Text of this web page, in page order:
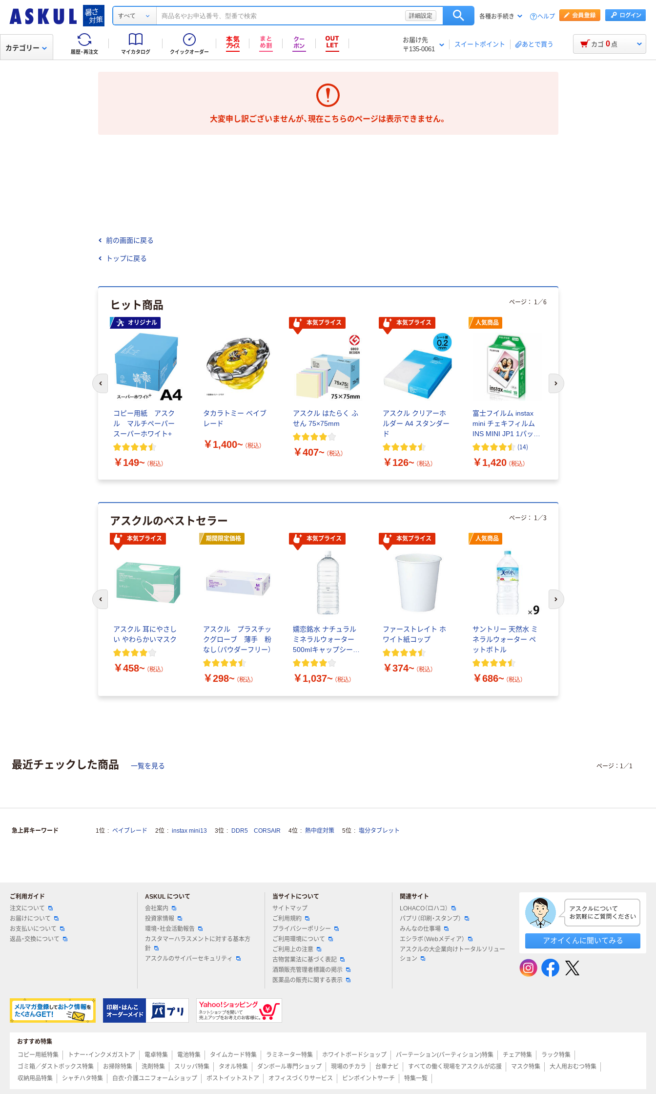
すべて 詳細設定 各種お手続き ヘルプ
履歴・再注文 マイカタログ クイックオーダー
お届け先
〒135-0061
スイートポイント あとで買う
カテゴリー カゴ 0 点
大変申し訳ございませんが、現在こちらのページは表示できません。
前の画面に戻る
トップに戻る
ヒット商品
オリジナル
コピー用紙 アスク
ル マルチペーパー
スーパーホワイト+
￥149~ （税込）
タカラトミー ベイブ
レード
￥1,400~ （税込）
本気プライス
アスクル はたらく ふ
せん 75×75mm
￥407~ （税込）
本気プライス
アスクル クリアーホ
ルダー A4 スタンダー
ド
￥126~ （税込）
人気商品
富士フイルム instax
mini チェキフィルム
INS MINI JP1 1パック
（10枚入り）
(14)
￥1,420 （税込）
ページ： 1 ／6
前のスライドへ 次のスライドへ
アスクルのベストセラー
本気プライス
アスクル 耳にやさし
い やわらかいマスク
￥458~ （税込）
期間限定価格
アスクル プラスチッ
クグローブ 薄手 粉
なし（パウダーフリー）
￥298~ （税込）
本気プライス
嬬恋銘水 ナチュラル
ミネラルウォーター
500mlキャップシール
付き／2Lラベルレス
￥1,037~ （税込）
本気プライス
ファーストレイト ホ
ワイト紙コップ
￥374~ （税込）
人気商品
サントリー 天然水 ミ
ネラルウォーター ペ
ットボトル
￥686~ （税込）
ページ： 1 ／3
次のスライドへ
最近チェックした商品 一覧を見る ページ： 1 ／1
急上昇キーワード 1位 ベイブレード 2位 instax mini13 3位 DDR5 CORSAIR 4位 熱中症対策 5位 塩分タブレット
ご利用ガイド
注文について
お届けについて
お支払いについて
返品・交換について
ASKUL について
会社案内
投資家情報
環境・社会活動報告
カスタマーハラスメントに対する基本方
針
アスクルのサイバーセキュリティ
当サイトについて
サイトマップ
ご利用規約
プライバシーポリシー
ご利用環境について
ご利用上の注意
古物営業法に基づく表記
酒類販売管理者標識の掲示
医薬品の販売に関する表示
関連サイト
LOHACO（ロハコ）
パプリ（印刷・スタンプ）
みんなの仕事場
エシラボ（Webメディア）
アスクルの大企業向けトータルソリュー
ション
アオイくんに聞いてみる
おすすめ特集
コピー用紙特集
トナー・インクメガストア 電卓特集 電池特集 タイムカード特集 ラミネーター特集 ホワイトボードショップ パーテーション(パーティション)特集 チェア特集
ラック特集
ゴミ箱／ダストボックス特集
お掃除特集 洗剤特集 スリッパ特集 タオル特集 ダンボール専門ショップ 現場のチカラ 台車ナビ すべての働く現場をアスクルが応援 マスク特集
大人用おむつ特集
収納用品特集
シャチハタ特集 白衣・介護ユニフォームショップ ポストイットストア オフィスづくりサービス ピンポイントサーチ 特集一覧